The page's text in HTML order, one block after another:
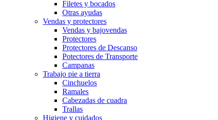
Filetes y bocados
Otras ayudas
Vendas y protectores
Vendas y bajovendas
Protectores
Protectores de Descanso
Potectores de Transporte
Campanas
Trabajo pie a tierra
Cinchuelos
Ramales
Cabezadas de cuadra
Trallas
Higiene y cuidados